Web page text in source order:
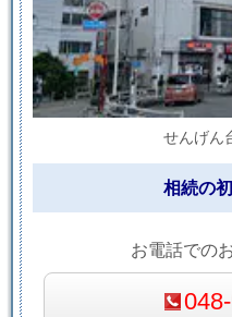
せんげん
相続の
お電話での